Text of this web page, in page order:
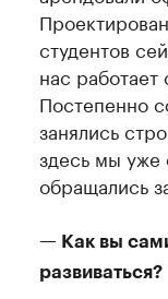
студентов
нас работает
Постепенно
занялись
здесь мы уже
обращались
— Как вы
развиваться?